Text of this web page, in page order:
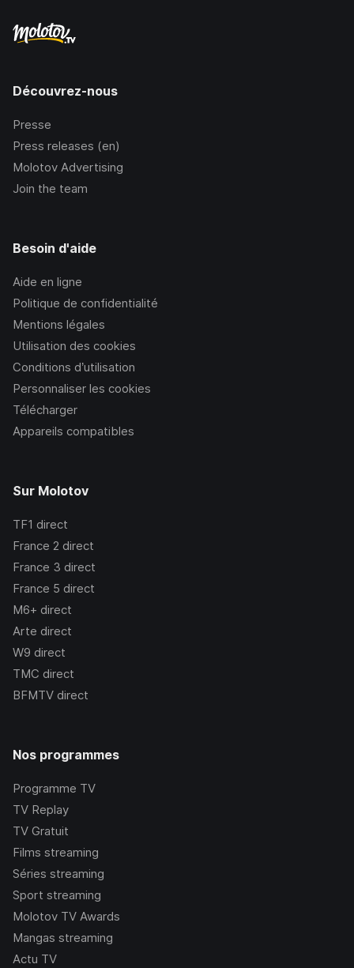
Découvrez-nous
Presse
Press releases (en)
Molotov Advertising
Join the team
Besoin d'aide
Aide en ligne
Politique de confidentialité
Mentions légales
Utilisation des cookies
Conditions d’utilisation
Personnaliser les cookies
Télécharger
Appareils compatibles
Sur Molotov
TF1 direct
France 2 direct
France 3 direct
France 5 direct
M6+ direct
Arte direct
W9 direct
TMC direct
BFMTV direct
Nos programmes
Programme TV
TV Replay
TV Gratuit
Films streaming
Séries streaming
Sport streaming
Molotov TV Awards
Mangas streaming
Actu TV